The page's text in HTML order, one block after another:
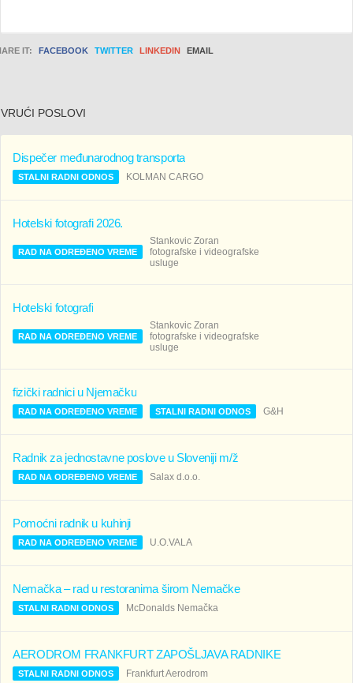
IT: FACEBOOK TWITTER LINKEDIN EMAIL
VRUĆI POSLOVI
Dispečer međunarodnog transporta
STALNI RADNI ODNOS KOLMAN CARGO
Hotelski fotografi 2026.
RAD NA ODREĐENO VREME
Stankovic Zoran
fotografske i videografske
usluge
Hotelski fotografi
RAD NA ODREĐENO VREME
Stankovic Zoran
fotografske i videografske
usluge
fizički radnici u Njemačku
RAD NA ODREĐENO VREME STALNI RADNI ODNOS G&H
Radnik za jednostavne poslove u Sloveniji m/ž
RAD NA ODREĐENO VREME Salax d.o.o.
Pomoćni radnik u kuhinji
RAD NA ODREĐENO VREME U.O.VALA
Nemačka – rad u restoranima širom Nemačke
STALNI RADNI ODNOS McDonalds Nemačka
AERODROM FRANKFURT ZAPOŠLJAVA RADNIKE
STALNI RADNI ODNOS Frankfurt Aerodrom